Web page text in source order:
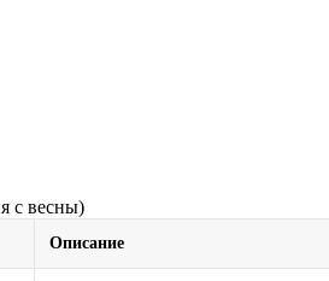
с весны)
Описание